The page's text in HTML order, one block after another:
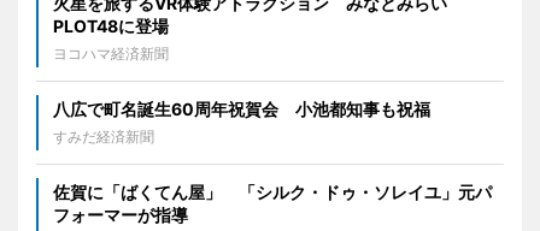
PLOT48に登場
ヨコハマ経済新聞
八広で町名誕生60周年祝賀会 小池都知事も祝福
すみだ経済新聞
佐賀に「ばくてん屋」 「シルク・ドゥ・ソレイユ」元パ
フォーマーが指導